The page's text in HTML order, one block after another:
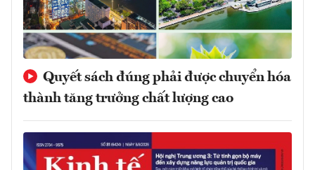
Quyết sách đúng phải được chuyển hóa
thành tăng trưởng chất lượng cao